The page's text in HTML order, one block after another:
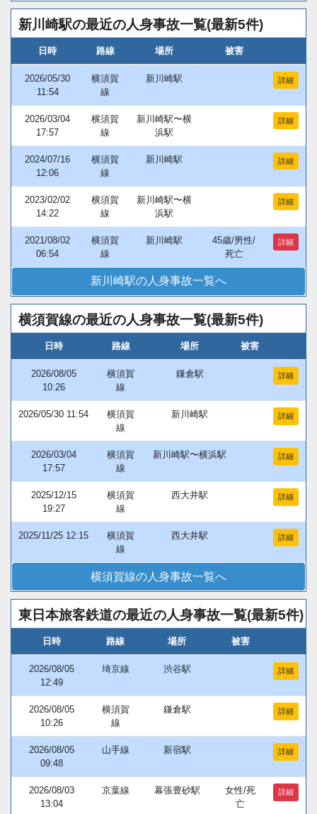
新川崎駅の最近の人身事故一覧(最新5件)
日時 路線 場所 被害
2026/05/30
11:54
横須賀
線
新川崎駅 詳細
2026/03/04
17:57
横須賀
線
新川崎駅〜横
浜駅
詳細
2024/07/16
12:06
横須賀
線
新川崎駅 詳細
2023/02/02
14:22
横須賀
線
新川崎駅〜横
浜駅
詳細
2021/08/02
06:54
横須賀
線
新川崎駅
45歳/男性/
死亡
詳細
新川崎駅の人身事故一覧へ
横須賀線の最近の人身事故一覧(最新5件)
日時 路線 場所 被害
2026/08/05
10:26
横須賀
線
鎌倉駅 詳細
2026/05/30 11:54
横須賀
線
新川崎駅 詳細
2026/03/04
17:57
横須賀
線
新川崎駅〜横浜駅 詳細
2025/12/15
19:27
横須賀
線
西大井駅 詳細
2025/11/25 12:15
横須賀
線
西大井駅 詳細
横須賀線の人身事故一覧へ
東日本旅客鉄道の最近の人身事故一覧(最新5件)
日時 路線 場所 被害
2026/08/05
12:49
埼京線 渋谷駅 詳細
2026/08/05
10:26
横須賀
線
鎌倉駅 詳細
2026/08/05
09:48
山手線 新宿駅 詳細
2026/08/03
13:04
京葉線 幕張豊砂駅
女性/死
亡
詳細